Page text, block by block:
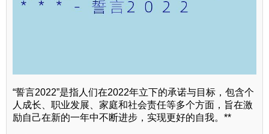
“誓言2022”是指人们在2022年立下的承诺与目标，包含个
人成长、职业发展、家庭和社会责任等多个方面，旨在激
励自己在新的一年中不断进步，实现更好的自我。**